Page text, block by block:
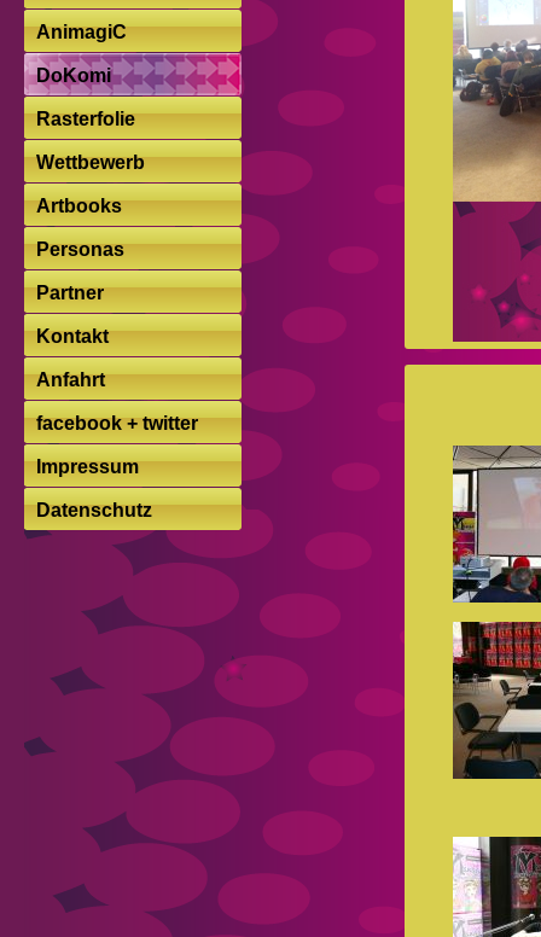
AnimagiC
DoKomi
Rasterfolie
Wettbewerb
Artbooks
Personas
Partner
Kontakt
Anfahrt
facebook + twitter
Impressum
Datenschutz